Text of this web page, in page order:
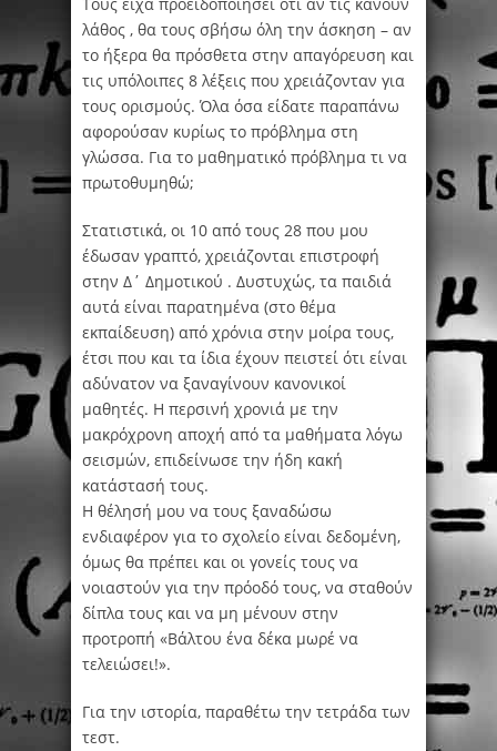
λάθος , θα τους σβήσω όλη την άσκηση – αν
το ήξερα θα πρόσθετα στην απαγόρευση και
τις υπόλοιπες 8 λέξεις που χρειάζονταν για
τους ορισμούς. Όλα όσα είδατε παραπάνω
αφορούσαν κυρίως το πρόβλημα στη
γλώσσα. Για το μαθηματικό πρόβλημα τι να
πρωτοθυμηθώ;
Στατιστικά, οι 10 από τους 28 που μου
έδωσαν γραπτό, χρειάζονται επιστροφή
στην Δ΄ Δημοτικού . Δυστυχώς, τα παιδιά
αυτά είναι παρατημένα (στο θέμα
εκπαίδευση) από χρόνια στην μοίρα τους,
έτσι που και τα ίδια έχουν πειστεί ότι είναι
αδύνατον να ξαναγίνουν κανονικοί
μαθητές. Η περσινή χρονιά με την
μακρόχρονη αποχή από τα μαθήματα λόγω
σεισμών, επιδείνωσε την ήδη κακή
κατάστασή τους.
Η θέλησή μου να τους ξαναδώσω
ενδιαφέρον για το σχολείο είναι δεδομένη,
όμως θα πρέπει και οι γονείς τους να
νοιαστούν για την πρόοδό τους, να σταθούν
δίπλα τους και να μη μένουν στην
προτροπή «Βάλτου ένα δέκα μωρέ να
τελειώσει!».
Για την ιστορία, παραθέτω την τετράδα των
τεστ.